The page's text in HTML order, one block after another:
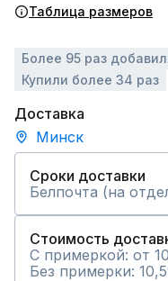
Таблица размеров
Более 95 раз
Купили более 34 раз
Доставка
Минск
Сроки доставки
Белпочта (на
Стоимость
С примеркой: от
Без примерки: